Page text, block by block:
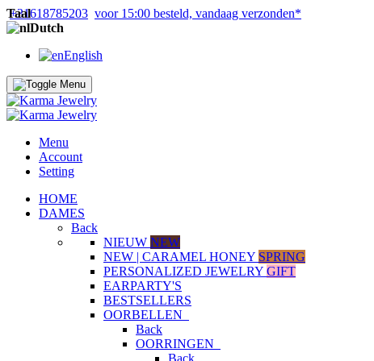
+31618785203 voor 15:00 besteld, vandaag verzonden*
Taal
Dutch
English
Menu
Account
Setting
HOME
DAMES
Back
NIEUW NEW
NEW | CARAMEL HONEY SPRING
PERSONALIZED JEWELRY GIFT
EARPARTY'S
BESTSELLERS
OORBELLEN
Back
OORRINGEN
Back